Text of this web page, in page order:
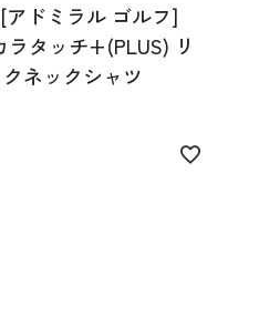
[アドミラル ゴルフ]
ラタッチ+(PLUS) リ
ネックシャツ